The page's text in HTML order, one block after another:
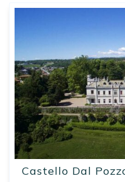
Castello Dal